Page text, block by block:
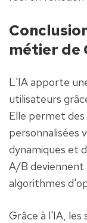
métier de
L'IA apporte
utilisateurs
Elle permet
personnalisées
dynamiques et
A/B deviennent
algorithmes
Grâce à l'IA, les